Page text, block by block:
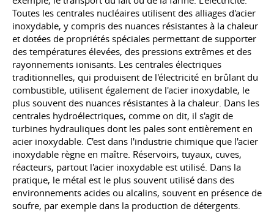
Toutes les centrales nucléaires utilisent des alliages d'acier
inoxydable, y compris des nuances résistantes à la chaleur
et dotées de propriétés spéciales permettant de supporter
des températures élevées, des pressions extrêmes et des
rayonnements ionisants. Les centrales électriques
traditionnelles, qui produisent de l'électricité en brûlant du
combustible, utilisent également de l'acier inoxydable, le
plus souvent des nuances résistantes à la chaleur. Dans les
centrales hydroélectriques, comme on dit, il s'agit de
turbines hydrauliques dont les pales sont entièrement en
acier inoxydable. C'est dans l'industrie chimique que l'acier
inoxydable règne en maître. Réservoirs, tuyaux, cuves,
réacteurs, partout l'acier inoxydable est utilisé. Dans la
pratique, le métal est le plus souvent utilisé dans des
environnements acides ou alcalins, souvent en présence de
soufre, par exemple dans la production de détergents.